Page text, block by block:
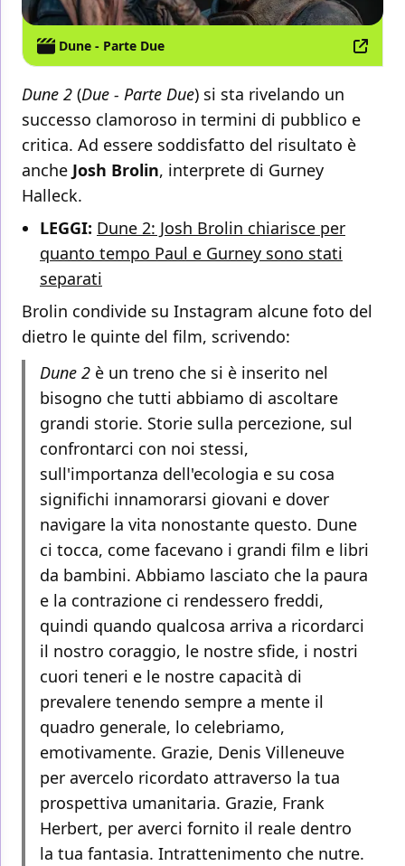
Dune - Parte Due
Dune 2 (Due - Parte Due) si sta rivelando un
successo clamoroso in termini di pubblico e
critica. Ad essere soddisfatto del risultato è
anche Josh Brolin, interprete di Gurney
Halleck.
LEGGI: Dune 2: Josh Brolin chiarisce per
quanto tempo Paul e Gurney sono stati
separati
Brolin condivide su Instagram alcune foto del
dietro le quinte del film, scrivendo:
Dune 2 è un treno che si è inserito nel
bisogno che tutti abbiamo di ascoltare
grandi storie. Storie sulla percezione, sul
confrontarci con noi stessi,
sull'importanza dell'ecologia e su cosa
significhi innamorarsi giovani e dover
navigare la vita nonostante questo. Dune
ci tocca, come facevano i grandi film e libri
da bambini. Abbiamo lasciato che la paura
e la contrazione ci rendessero freddi,
quindi quando qualcosa arriva a ricordarci
il nostro coraggio, le nostre sfide, i nostri
cuori teneri e le nostre capacità di
prevalere tenendo sempre a mente il
quadro generale, lo celebriamo,
emotivamente. Grazie, Denis Villeneuve
per avercelo ricordato attraverso la tua
prospettiva umanitaria. Grazie, Frank
Herbert, per averci fornito il reale dentro
la tua fantasia. Intrattenimento che nutre.